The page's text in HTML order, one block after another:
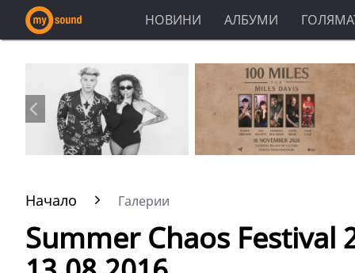
НОВИНИ АЛБУМИ
Начало Галерии
Summer Chaos Festival